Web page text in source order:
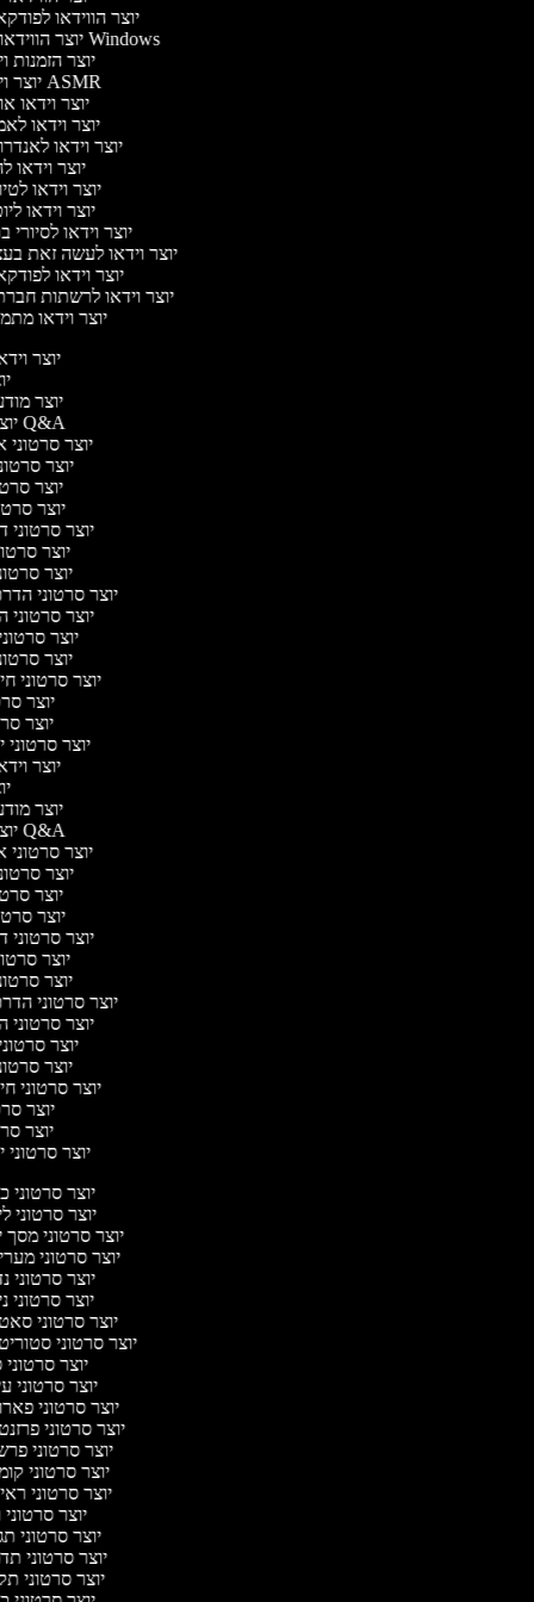
יוצר הווידאו
יוצר הווידאו של Windows
יוצר הזמנות
יוצר וידאו ASMR
יוצר וידאו
יוצר וידאו
יוצר וידאו
יוצר וידאו
יוצר וידאו
יוצר וידאו
יוצר וידאו
יוצר וידאו לעשה זאת
יוצר וידאו
יוצר וידאו לרשתות
יוצר וידאו
יוצר
יוצר
יוצר סרטוני Q&A
יוצר סרטוני
יוצר
יוצר
יוצר
יוצר סרטוני
יוצר
יוצר
יוצר סרטוני
יוצר סרטוני
יוצר
יוצר
יוצר סרטוני
יוצר
יוצר
יוצר סרטוני
יוצר
יוצר
יוצר סרטוני Q&A
יוצר סרטוני
יוצר
יוצר
יוצר
יוצר סרטוני
יוצר
יוצר
יוצר סרטוני
יוצר סרטוני
יוצר
יוצר
יוצר סרטוני
יוצר
יוצר
יוצר סרטוני
יוצר סרטוני
יוצר סרטוני
יוצר סרטוני מסך
יוצר סרטוני
יוצר סרטוני
יוצר סרטוני
יוצר סרטוני
יוצר סרטוני
יוצר
יוצר סרטוני
יוצר סרטוני
יוצר סרטוני
יוצר סרטוני
יוצר סרטוני
יוצר סרטוני
יוצר
יוצר סרטוני
יוצר סרטוני
יוצר סרטוני